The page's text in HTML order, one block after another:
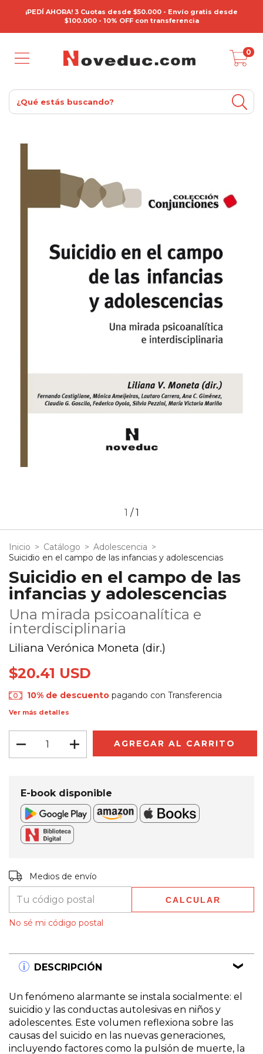
¡PEDÍ AHORA! 3 Cuotas desde $50.000 - Envío gratis desde
$100.000 - 10% OFF con transferencia
0
1 /1
Inicio > Catálogo > Adolescencia >
Suicidio en el campo de las infancias y adolescencias
Suicidio en el campo de las
infancias y adolescencias
Una mirada psicoanalítica e
interdisciplinaria
Liliana Verónica Moneta (dir.)
$20.41 USD
10% de descuento pagando con Transferencia
Ver más detalles
E-book disponible
Entregas para el CP:
Medios de envío
CALCULAR
No sé mi código postal
DESCRIPCIÓN
Un fenómeno alarmante se instala socialmente: el
suicidio y las conductas autolesivas en niños y
adolescentes. Este volumen reflexiona sobre las
causas del suicido en las nuevas generaciones,
incluyendo factores como la pulsión de muerte, la